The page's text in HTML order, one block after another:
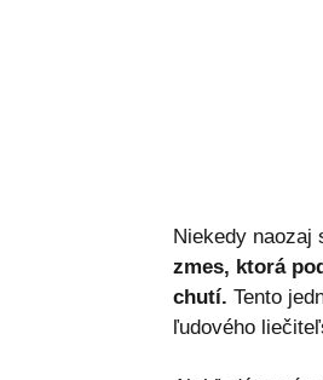
Niekedy naozaj
zmes, ktorá
chutí. Tento
ľudového